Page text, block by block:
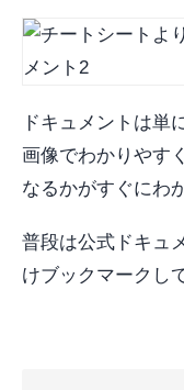
ドキュメントは単
画像でわかりやす
なるかがすぐにわ
普段は公式ドキュ
けブックマークし